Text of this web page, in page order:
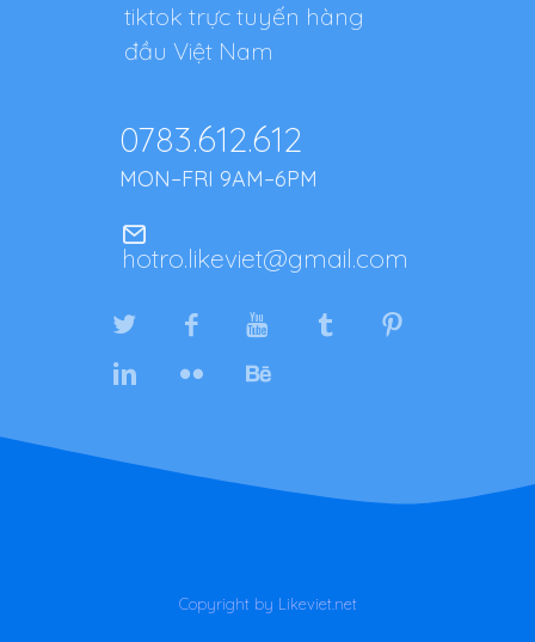
tiktok trực tuyến hàng
đầu Việt Nam
0783.612.612
MON–FRI 9AM–6PM
hotro.likeviet@gmail.com
Copyright by Likeviet.net